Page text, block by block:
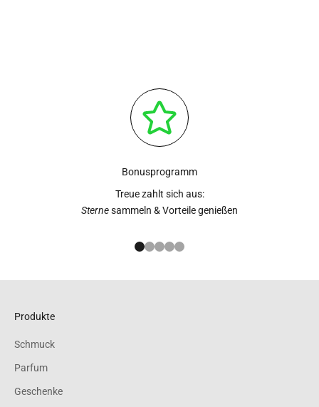
Bonusprogramm
Treue zahlt sich aus:
Sternesammeln & Vorteile genießen
Gehe zu Element 1
Gehe zu Element 2
Gehe zu Element 3
Gehe zu Element 4
Gehe zu Element 5
Produkte
Schmuck
Parfum
Geschenke